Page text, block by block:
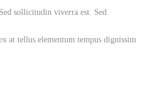
sollicitudin viverra est. Sed
at tellus elementum tempus dignissim